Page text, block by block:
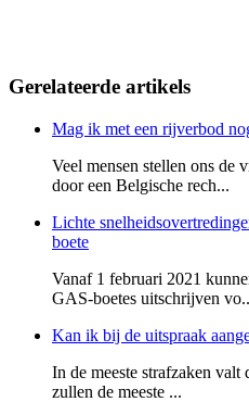
Gerelateerde artikels
Mag ik met een rijverbod
Veel mensen stellen ons de
door een Belgische rech...
Lichte
boete
Vanaf 1 februari 2021
GAS-boetes uitschrijven
Kan ik bij de uitspraak
In de meeste strafzaken
zullen de meeste ...